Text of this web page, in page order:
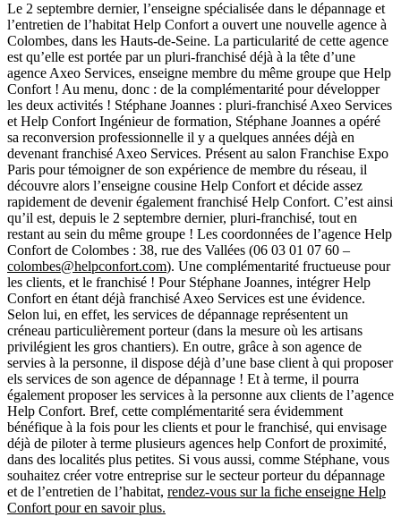
Le 2 septembre dernier, l’enseigne spécialisée dans le dépannage et
l’entretien de l’habitat Help Confort a ouvert une nouvelle agence à
Colombes, dans les Hauts-de-Seine. La particularité de cette agence
est qu’elle est portée par un pluri-franchisé déjà à la tête d’une
agence Axeo Services, enseigne membre du même groupe que Help
Confort ! Au menu, donc : de la complémentarité pour développer
les deux activités ! Stéphane Joannes : pluri-franchisé Axeo Services
et Help Confort Ingénieur de formation, Stéphane Joannes a opéré
sa reconversion professionnelle il y a quelques années déjà en
devenant franchisé Axeo Services. Présent au salon Franchise Expo
Paris pour témoigner de son expérience de membre du réseau, il
découvre alors l’enseigne cousine Help Confort et décide assez
rapidement de devenir également franchisé Help Confort. C’est ainsi
qu’il est, depuis le 2 septembre dernier, pluri-franchisé, tout en
restant au sein du même groupe ! Les coordonnées de l’agence Help
Confort de Colombes : 38, rue des Vallées (06 03 01 07 60 –
colombes@helpconfort.com). Une complémentarité fructueuse pour
les clients, et le franchisé ! Pour Stéphane Joannes, intégrer Help
Confort en étant déjà franchisé Axeo Services est une évidence.
Selon lui, en effet, les services de dépannage représentent un
créneau particulièrement porteur (dans la mesure où les artisans
privilégient les gros chantiers). En outre, grâce à son agence de
servies à la personne, il dispose déjà d’une base client à qui proposer
els services de son agence de dépannage ! Et à terme, il pourra
également proposer les services à la personne aux clients de l’agence
Help Confort. Bref, cette complémentarité sera évidemment
bénéfique à la fois pour les clients et pour le franchisé, qui envisage
déjà de piloter à terme plusieurs agences help Confort de proximité,
dans des localités plus petites. Si vous aussi, comme Stéphane, vous
souhaitez créer votre entreprise sur le secteur porteur du dépannage
et de l’entretien de l’habitat, rendez-vous sur la fiche enseigne Help
Confort pour en savoir plus.